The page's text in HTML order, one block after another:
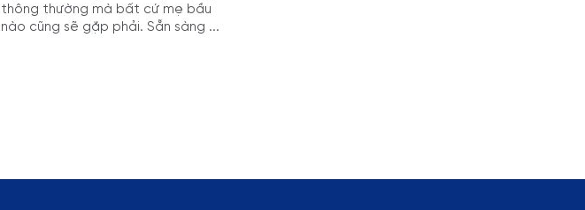
thông thường mà bất cứ mẹ bầu
nào cũng sẽ gặp phải. Sẵn sàng ...